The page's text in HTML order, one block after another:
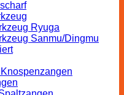
Ryuga
Sanmu/Dingmu